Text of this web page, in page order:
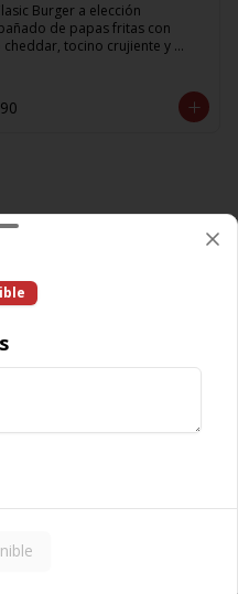
Burger a elección
de papas fritas con
cheddar, tocino crujiente y
Burger, Chicken Burger